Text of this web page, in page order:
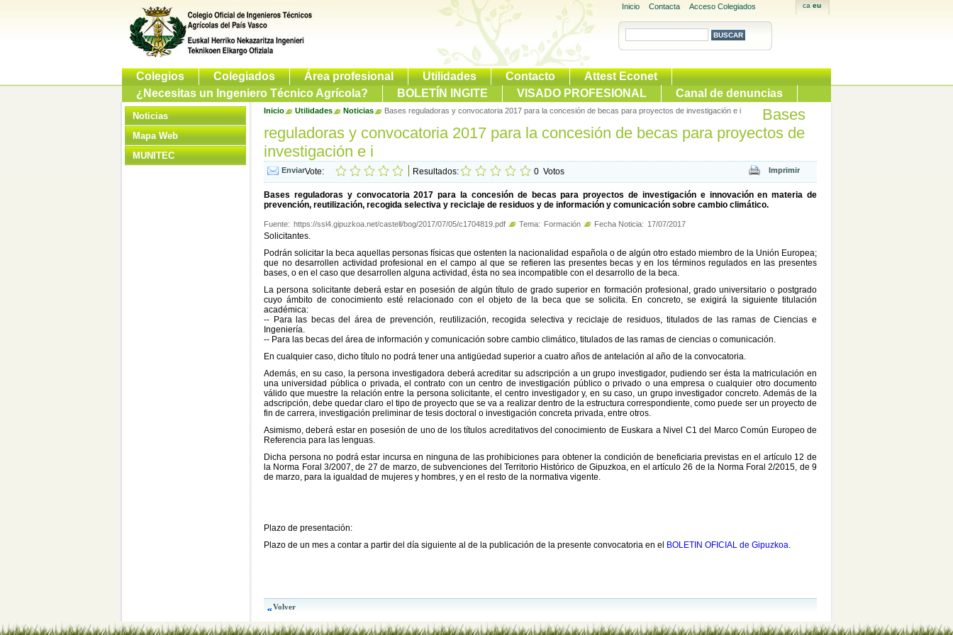
Inicio Contacta Acceso Colegiados
Colegios Colegiados Área profesional Utilidades Contacto
Attest Econet
¿Necesitas un Ingeniero Técnico Agrícola?
BOLETÍN INGITE VISADO PROFESIONAL Canal de denuncias
Noticias
Mapa Web
MUNITEC
Inicio Utilidades Noticias Bases reguladoras y convocatoria 2017 para la concesión de becas para proyectos de investigación e i
Bases
reguladoras y convocatoria 2017 para la concesión de becas para proyectos de
investigación e i
Vote: Resultados: 0 Votos
Bases reguladoras y convocatoria 2017 para la concesión de becas para proyectos de investigación e innovación en materia de
prevención, reutilización, recogida selectiva y reciclaje de residuos y de información y comunicación sobre cambio climático.
Fuente: https://ssl4.gipuzkoa.net/castell/bog/2017/07/05/c1704819.pdf Tema: Formación Fecha Noticia: 17/07/2017
Solicitantes.
Podrán solicitar la beca aquellas personas físicas que ostenten la nacionalidad española o de algún otro estado miembro de la Unión Europea;
que no desarrollen actividad profesional en el campo al que se refieren las presentes becas y en los términos regulados en las presentes
bases, o en el caso que desarrollen alguna actividad, ésta no sea incompatible con el desarrollo de la beca.
La persona solicitante deberá estar en posesión de algún título de grado superior en formación profesional, grado universitario o postgrado
cuyo ámbito de conocimiento esté relacionado con el objeto de la beca que se solicita. En concreto, se exigirá la siguiente titulación
académica:
-- Para las becas del área de prevención, reutilización, recogida selectiva y reciclaje de residuos, titulados de las ramas de Ciencias e
Ingeniería.
-- Para las becas del área de información y comunicación sobre cambio climático, titulados de las ramas de ciencias o comunicación.
En cualquier caso, dicho título no podrá tener una antigüedad superior a cuatro años de antelación al año de la convocatoria.
Además, en su caso, la persona investigadora deberá acreditar su adscripción a un grupo investigador, pudiendo ser ésta la matriculación en
una universidad pública o privada, el contrato con un centro de investigación público o privado o una empresa o cualquier otro documento
válido que muestre la relación entre la persona solicitante, el centro investigador y, en su caso, un grupo investigador concreto. Además de la
adscripción, debe quedar claro el tipo de proyecto que se va a realizar dentro de la estructura correspondiente, como puede ser un proyecto de
fin de carrera, investigación preliminar de tesis doctoral o investigación concreta privada, entre otros.
Asimismo, deberá estar en posesión de uno de los títulos acreditativos del conocimiento de Euskara a Nivel C1 del Marco Común Europeo de
Referencia para las lenguas.
Dicha persona no podrá estar incursa en ninguna de las prohibiciones para obtener la condición de beneficiaria previstas en el artículo 12 de
la Norma Foral 3/2007, de 27 de marzo, de subvenciones del Territorio Histórico de Gipuzkoa, en el artículo 26 de la Norma Foral 2/2015, de 9
de marzo, para la igualdad de mujeres y hombres, y en el resto de la normativa vigente.
Plazo de presentación:
Plazo de un mes a contar a partir del día siguiente al de la publicación de la presente convocatoria en el
BOLETIN OFICIAL de Gipuzkoa.